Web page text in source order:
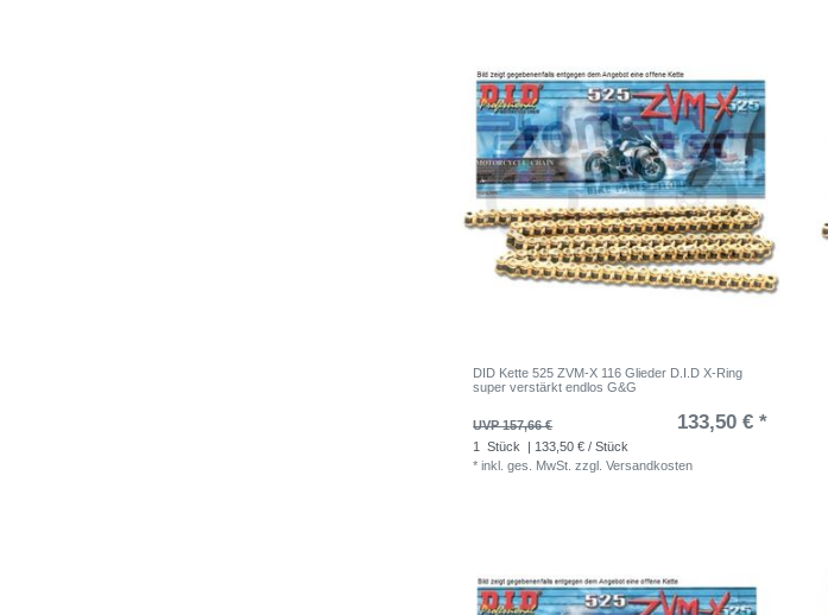
DID Kette 525 ZVM-X 116 Glieder D.I.D X-Ring
super verstärkt endlos G&G
UVP 157,66 € 133,50 € *
1 Stück
| 133,50 € / Stück
*inkl. ges. MwSt. zzgl.Versandkosten